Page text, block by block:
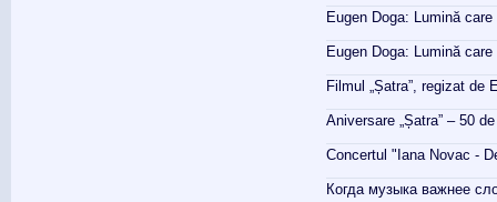
Eugen Doga: Lumină
Eugen Doga: Lumină
Filmul „Șatra”, regizat
Aniversare „Șatra” – 50
Сoncertul "Iana Novac -
Когда музыка важнее